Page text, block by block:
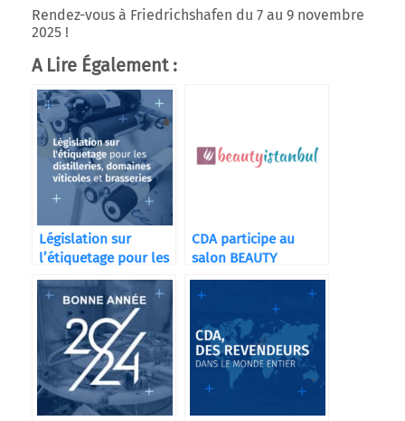
Rendez-vous à Friedrichshafen du 7 au 9 novembre
2025 !
A Lire Également :
Législation sur
l’étiquetage pour les
distilleries
CDA participe au
salon BEAUTY
ISTANBUL 2025